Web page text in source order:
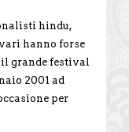
hindu,
hanno forse
grande festival
2001 ad
per